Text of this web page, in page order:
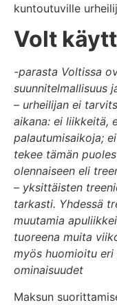
kuntoutuville
Volt
-parasta Voltissa
suunnitelmallisuus
– urheilijan ei
aikana: ei liikkeitä,
palautumisaikoja;
tekee tämän
olennaiseen eli
– yksittäisten
tarkasti. Yhdessä
muutamia
tuoreena muita
myös huomioitu
ominaisuudet
Maksun